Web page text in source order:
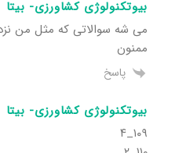
بیوتکنولوژی کشاورزی- بیتا
می شه سوالاتی که مثل من
ممنون
پاسخ
بیوتکنولوژی کشاورزی- بیتا
۱۰۹_۴